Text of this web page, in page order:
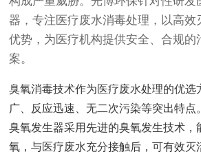
器，专注医疗废水消毒处理，以高效
优势，为医疗机构提供安全、合规的
案。
臭氧消毒技术作为医疗废水处理的优选
广、反应迅速、无二次污染等突出特点
臭氧发生器采用先进的臭氧发生技术，
氧，与医疗废水充分接触后，可有效灭